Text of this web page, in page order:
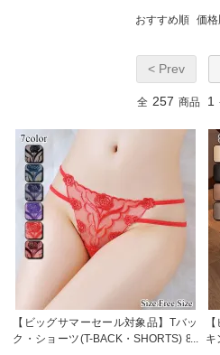
おすすめ順 価
< Prev
全 257 商品 1
【ビッグサマーセール対象品】Tバッ
ク・ショーツ(T-BACK・SHORTS) 82
キ